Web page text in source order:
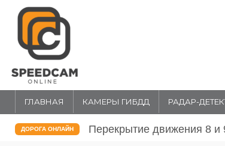
ГЛАВНАЯ КАМЕРЫ ГИБДД РАДАР-
ДОРОГА ОНЛАЙН Перекрытие движения 31